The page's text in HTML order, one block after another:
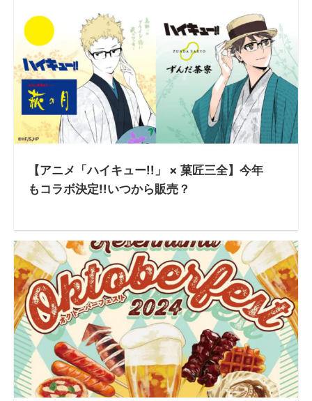
【アニメ「ハイキュー!!」 × 菓匠三全】今年
もコラボ決定!!いつから販売？